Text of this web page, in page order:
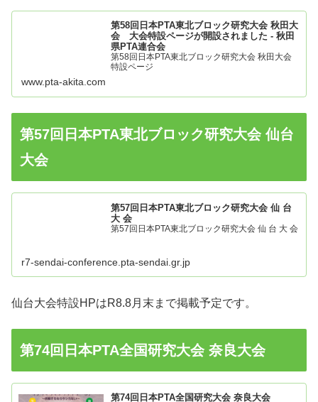
第58回日本PTA東北ブロック研究大会 秋田大
会 大会特設ページが開設されました - 秋田
県PTA連合会
第58回日本PTA東北ブロック研究大会 秋田大会
特設ページ
www.pta-akita.com
第57回日本PTA東北ブロック研究大会 仙台
大会
第57回日本PTA東北ブロック研究大会 仙 台
大 会
第57回日本PTA東北ブロック研究大会 仙 台 大 会
r7-sendai-conference.pta-sendai.gr.jp
仙台大会特設HPはR8.8月末まで掲載予定です。
第74回日本PTA全国研究大会 奈良大会
第74回日本PTA全国研究大会 奈良大会